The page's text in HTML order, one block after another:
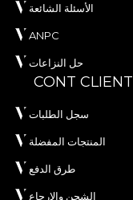
الأسئلة الشائعة
ANPC
حل النزاعات
CONT CLIENT
سجل الطلبات
المنتجات المفضلة
طرق الدفع
الشحن والإرجاع